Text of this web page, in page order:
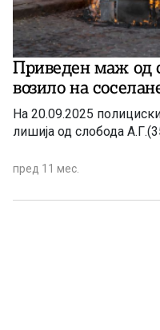
Приведен маж од
возило на
На 20.09.2025
лишија од слобода
пред 11 мес.